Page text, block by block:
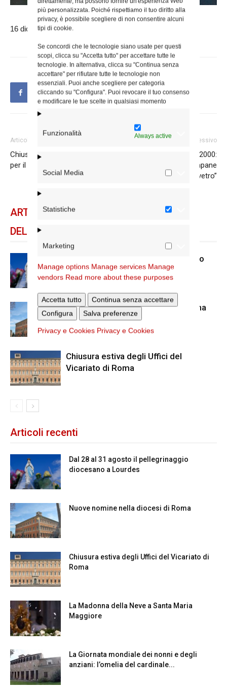
più personalizzata. Poiché rispettiamo il tuo diritto alla
privacy, è possibile scegliere di non consentire alcuni
tipi di cookie.
Se concordi che le tecnologie siano usate per questi
scopi, clicca su "Accetta tutto" per accettare tutte le
tecnologie. In alternativa, clicca su "Continua senza
accettare" per rifiutare tutte le tecnologie non
essenziali. Puoi anche scegliere per categoria
cliccando su "Configura". Puoi revocare il tuo consenso
e modificare le tue scelte in qualsiasi momento
Funzionalità Always active
Social Media
Statistiche
Marketing
Manage options Manage services Manage
vendors Read more about these purposes
Accetta tutto
Continua senza accettare
Configura
Salva preferenze
Privacy e Cookies Privacy e Cookies
16 dicembre 2025
Articolo precedente
Chiusure Uffici del Vicariato
per il 22 e 23 dicembre
Articolo successivo
Il cardinale Reina a Tv2000:
“Seminari non siano campane
di vetro”
ARTICOLI CORRELATI
DELLO STESSO AUTORE
Dal 28 al 31 agosto il pellegrinaggio
diocesano a Lourdes
Nuove nomine nella diocesi di Roma
Chiusura estiva degli Uffici del
Vicariato di Roma
Articoli recenti
Dal 28 al 31 agosto il pellegrinaggio
diocesano a Lourdes
Nuove nomine nella diocesi di Roma
Chiusura estiva degli Uffici del Vicariato di
Roma
La Madonna della Neve a Santa Maria
Maggiore
La Giornata mondiale dei nonni e degli
anziani: l’omelia del cardinale...